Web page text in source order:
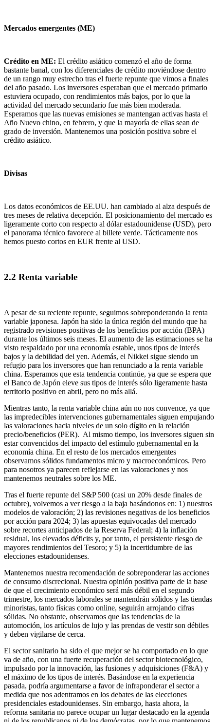
Mercados emergentes (ME)
Crédito en ME: El crédito asiático comenzó el año de forma
bastante banal, con los diferenciales de crédito moviéndose dentro
de un rango muy estrecho tras el fuerte repunte que vimos a finales
del año pasado. Los inversores esperaban que el mercado primario
estuviera ocupado, con rendimientos más bajos, por lo que la
actividad del mercado secundario fue más bien moderada.
Esperamos que las nuevas emisiones se mantengan activas hasta el
Año Nuevo chino, en febrero, y que la mayoría de ellas sean de
grado de inversión. Mantenemos una posición positiva sobre el
crédito asiático.
Divisas
Los datos económicos de EE.UU. han cambiado al alza después de
tres meses de relativa decepción. El posicionamiento del mercado es
ligeramente corto con respecto al dólar estadounidense (USD), pero
el panorama técnico favorece al billete verde. Tácticamente nos
hemos puesto cortos en EUR frente al USD.
2.2 Renta variable
A pesar de su reciente repunte, seguimos sobreponderando la renta
variable japonesa. Japón ha sido la única región del mundo que ha
registrado revisiones positivas de los beneficios por acción (BPA)
durante los últimos seis meses. El aumento de las estimaciones se ha
visto respaldado por una economía estable, unos tipos de interés
bajos y la debilidad del yen. Además, el Nikkei sigue siendo un
refugio para los inversores que han renunciado a la renta variable
china. Esperamos que esta tendencia continúe, ya que se espera que
el Banco de Japón eleve sus tipos de interés sólo ligeramente hasta
territorio positivo en abril, pero no más allá.
Mientras tanto, la renta variable china aún no nos convence, ya que
las impredecibles intervenciones gubernamentales siguen empujando
las valoraciones hacia niveles de un solo dígito en la relación
precio/beneficios (PER). Al mismo tiempo, los inversores siguen sin
estar convencidos del impacto del estímulo gubernamental en la
economía china. En el resto de los mercados emergentes
observamos sólidos fundamentos micro y macroeconómicos. Pero
para nosotros ya parecen reflejarse en las valoraciones y nos
mantenemos neutrales sobre los ME.
Tras el fuerte repunte del S&P 500 (casi un 20% desde finales de
octubre), volvemos a ver riesgo a la baja basándonos en: 1) nuestros
modelos de valoración; 2) las revisiones negativas de los beneficios
por acción para 2024; 3) las apuestas equivocadas del mercado
sobre recortes anticipados de la Reserva Federal; 4) la inflación
residual, los elevados déficits y, por tanto, el persistente riesgo de
mayores rendimientos del Tesoro; y 5) la incertidumbre de las
elecciones estadounidenses.
Mantenemos nuestra recomendación de sobreponderar las acciones
de consumo discrecional. Nuestra opinión positiva parte de la base
de que el crecimiento económico será más débil en el segundo
trimestre, los mercados laborales se mantendrán sólidos y las tiendas
minoristas, tanto físicas como online, seguirán arrojando cifras
sólidas. No obstante, observamos que las tendencias de la
automoción, los artículos de lujo y las prendas de vestir son débiles
y deben vigilarse de cerca.
El sector sanitario ha sido el que mejor se ha comportado en lo que
va de año, con una fuerte recuperación del sector biotecnológico,
impulsado por la innovación, las fusiones y adquisiciones (F&A) y
el máximo de los tipos de interés. Basándose en la experiencia
pasada, podría argumentarse a favor de infraponderar el sector a
medida que nos adentramos en los debates de las elecciones
presidenciales estadounidenses. Sin embargo, hasta ahora, la
reforma sanitaria no parece ocupar un lugar destacado en la agenda